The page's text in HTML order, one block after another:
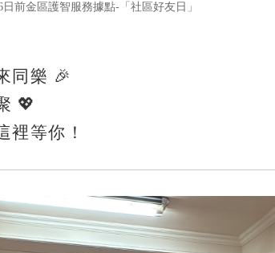
日前金區護智服務據點-「社區好友日」
同樂 🎉
💖
裡等你！